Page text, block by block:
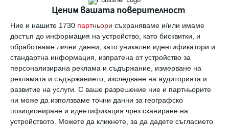
Ценим вашата поверителност
Ние и нашите 1730 партньори съхраняваме и/или имаме
достъп до информация на устройство, като бисквитки, и
обработваме лични данни, като уникални идентификатори и
стандартна информация, изпратена от устройство за
персонализирана реклама и съдържание, измерване на
рекламата и съдържанието, изследване на аудиторията и
развитие на услуги. С ваше разрешение ние и партньорите
ни може да използваме точни данни за географско
позициониране и идентификация чрез сканиране на
устройството. Можете да кликнете, за да дадете съгласието
Най нови
Да поговорим
Защо някои хора избягват връзките?
05 август 2026 г.